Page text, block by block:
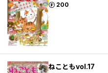
200
ポイント
ねこともvol.17